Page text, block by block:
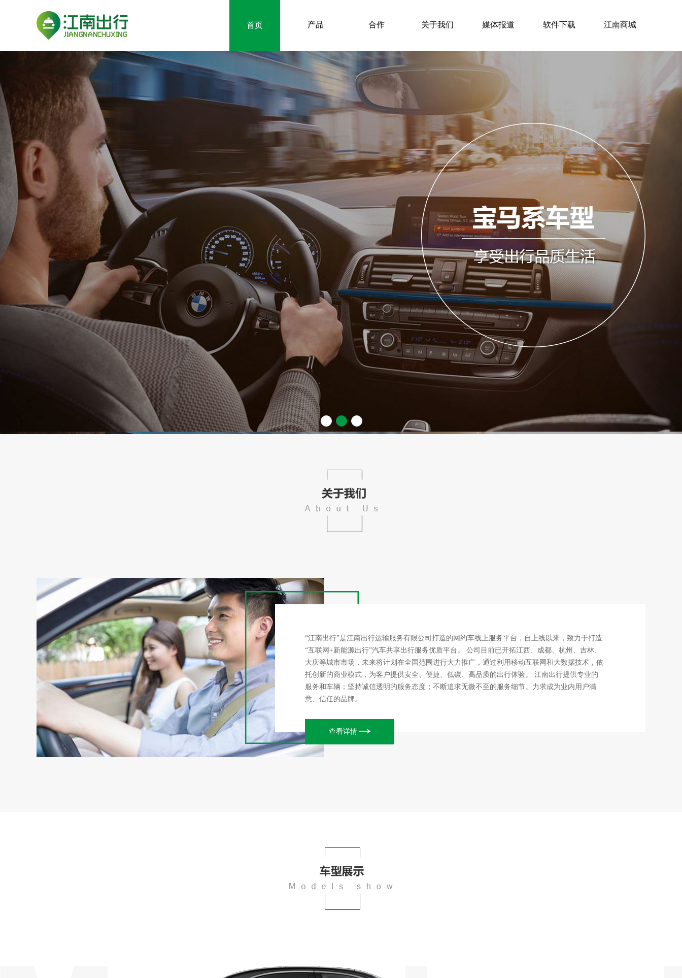
首页 产品 合作 关于我们 媒体报道 软件下载 江南商城
“江南出行”是江南出行运输服务有限公司打造的网约车线上服务平台，自上线以来，致力于打造
“互联网+新能源出行”汽车共享出行服务优质平台。 公司目前已开拓江西、成都、杭州、吉林、
大庆等城市市场，未来将计划在全国范围进行大力推广，通过利用移动互联网和大数据技术，依
托创新的商业模式，为客户提供安全、便捷、低碳、高品质的出行体验。 江南出行提供专业的
服务和车辆；坚持诚信透明的服务态度；不断追求无微不至的服务细节。力求成为业内用户满
意、信任的品牌。
查看详情